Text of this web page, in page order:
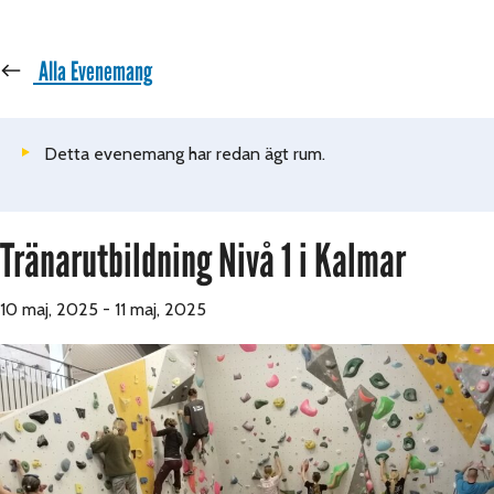
« Alla Evenemang
Detta evenemang har redan ägt rum.
Tränarutbildning Nivå 1 i Kalmar
10 maj, 2025 - 11 maj, 2025